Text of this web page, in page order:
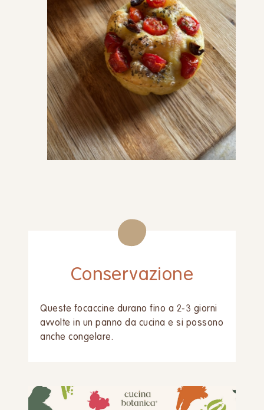
Conservazione
Queste focaccine durano fino a 2-3 giorni
avvolte in un panno da cucina e si possono
anche congelare.